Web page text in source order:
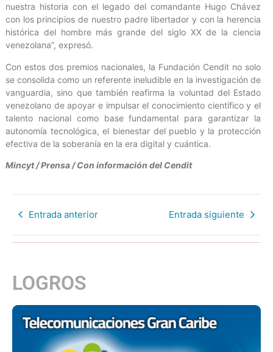
nuestra historia con el legado del comandante Hugo Chávez
con los principios de nuestro padre libertador y con la herencia
histórica del hombre más grande del siglo XX de la ciencia
venezolana”, expresó.
Con estos dos premios nacionales, la Fundación Cendit no solo
se consolida como un referente ineludible en la investigación de
vanguardia, sino que también reafirma la voluntad del Estado
venezolano de apoyar e impulsar el conocimiento científico y el
talento nacional como base fundamental para garantizar la
autonomía tecnológica, el bienestar del pueblo y la protección
efectiva de la soberanía en la era digital y cuántica.
Mincyt / Prensa / Con información del Cendit
Entrada anterior Entrada siguiente
LOGROS